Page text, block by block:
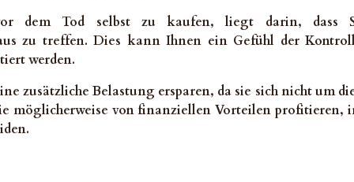
dem Tod selbst zu kaufen, liegt darin, dass
zu treffen. Dies kann Ihnen ein Gefühl der
werden.
zusätzliche Belastung ersparen, da sie sich nicht um
möglicherweise von finanziellen Vorteilen profitieren,